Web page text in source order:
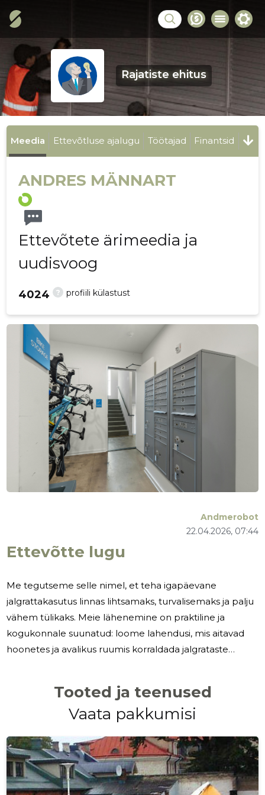
Rajatiste ehitus
Meedia Ettevõtluse ajalugu Töötajad Finantsid
ANDRES MÄNNART
Ettevõtete ärimeedia ja
uudisvoog
? profiili külastust
4024
Ettevõtte lugu
22.04.2026, 07:44
Andmerobot
Me tegutseme selle nimel, et teha igapäevane
jalgrattakasutus linnas lihtsamaks, turvalisemaks ja palju
vähem tülikaks. Meie lähenemine on praktiline ja
kogukonnale suunatud: loome lahendusi, mis aitavad
hoonetes ja avalikus ruumis korraldada jalgrataste
kannatavad ruumikitsikuse, jalgrataste ebaõige
hoiustamise ja varguste kartuse all, mis vähendab
eestvedajatel tihti vaja selget dokumentatsiooni ja
korralikku eestvedamist, et maja- või
Tooted ja teenused
Vaata pakkumisi